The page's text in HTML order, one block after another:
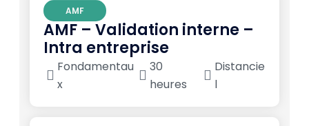
AMF
AMF – Validation interne –
Intra entreprise
Fondamentau
x
30
heures
Distancie
l